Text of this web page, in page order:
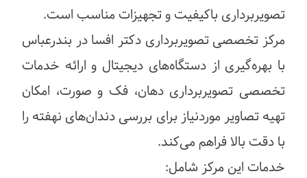
تصویربرداری باکیفیت و تجهیزات مناسب است.
مرکز تخصصی تصویربرداری دکتر افسا در بندرعباس
با بهره‌گیری از دستگاه‌های دیجیتال و ارائه خدمات
تخصصی تصویربرداری دهان، فک و صورت، امکان
تهیه تصاویر موردنیاز برای بررسی دندان‌های نهفته را
با دقت بالا فراهم می‌کند.
خدمات این مرکز شامل: